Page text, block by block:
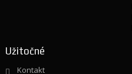
Užitočné
Kontakt